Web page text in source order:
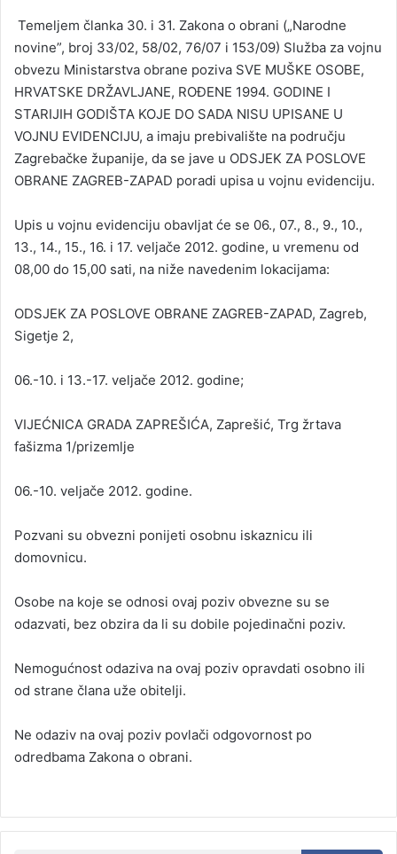
Temeljem članka 30. i 31. Zakona o obrani („Narodne
novine”, broj 33/02, 58/02, 76/07 i 153/09) Služba za vojnu
obvezu Ministarstva obrane poziva SVE MUŠKE OSOBE,
HRVATSKE DRŽAVLJANE, ROĐENE 1994. GODINE I
STARIJIH GODIŠTA KOJE DO SADA NISU UPISANE U
VOJNU EVIDENCIJU, a imaju prebivalište na području
Zagrebačke županije, da se jave u ODSJEK ZA POSLOVE
OBRANE ZAGREB-ZAPAD poradi upisa u vojnu evidenciju.
Upis u vojnu evidenciju obavljat će se 06., 07., 8., 9., 10.,
13., 14., 15., 16. i 17. veljače 2012. godine, u vremenu od
08,00 do 15,00 sati, na niže navedenim lokacijama:
ODSJEK ZA POSLOVE OBRANE ZAGREB-ZAPAD, Zagreb,
Sigetje 2,
06.-10. i 13.-17. veljače 2012. godine;
VIJEĆNICA GRADA ZAPREŠIĆA, Zaprešić, Trg žrtava
fašizma 1/prizemlje
06.-10. veljače 2012. godine.
Pozvani su obvezni ponijeti osobnu iskaznicu ili
domovnicu.
Osobe na koje se odnosi ovaj poziv obvezne su se
odazvati, bez obzira da li su dobile pojedinačni poziv.
Nemogućnost odaziva na ovaj poziv opravdati osobno ili
od strane člana uže obitelji.
Ne odaziv na ovaj poziv povlači odgovornost po
odredbama Zakona o obrani.